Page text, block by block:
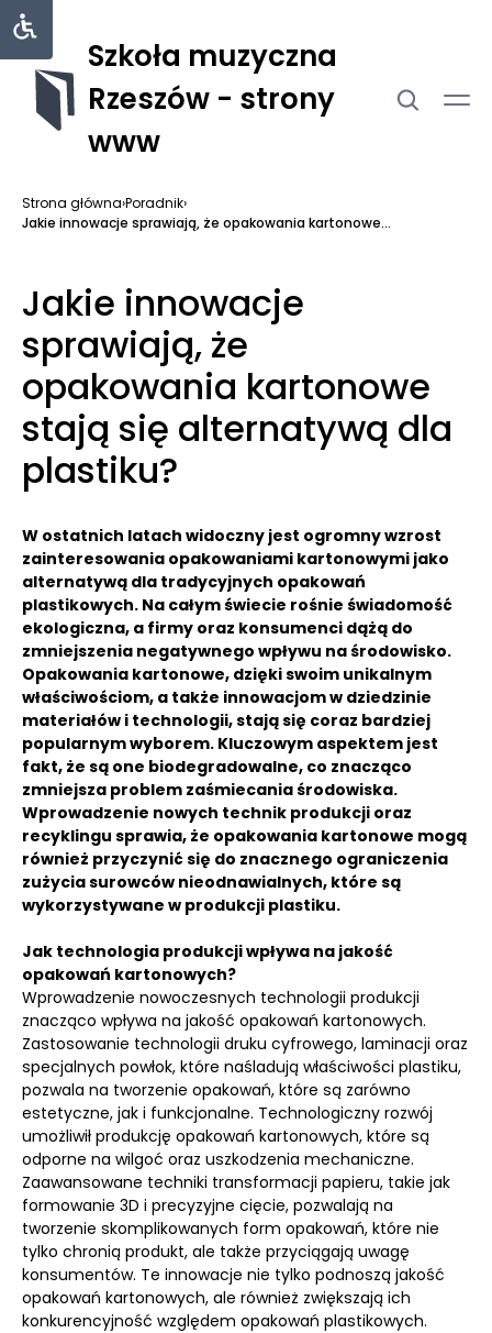
Szkoła muzyczna
Rzeszów - strony
www
Strona główna›Poradnik›
Jakie innowacje sprawiają, że opakowania kartonowe...
Jakie innowacje
sprawiają, że
opakowania kartonowe
stają się alternatywą dla
plastiku?
W ostatnich latach widoczny jest ogromny wzrost
zainteresowania opakowaniami kartonowymi jako
alternatywą dla tradycyjnych opakowań
plastikowych. Na całym świecie rośnie świadomość
ekologiczna, a firmy oraz konsumenci dążą do
zmniejszenia negatywnego wpływu na środowisko.
Opakowania kartonowe, dzięki swoim unikalnym
właściwościom, a także innowacjom w dziedzinie
materiałów i technologii, stają się coraz bardziej
popularnym wyborem. Kluczowym aspektem jest
fakt, że są one biodegradowalne, co znacząco
zmniejsza problem zaśmiecania środowiska.
Wprowadzenie nowych technik produkcji oraz
recyklingu sprawia, że opakowania kartonowe mogą
również przyczynić się do znacznego ograniczenia
zużycia surowców nieodnawialnych, które są
wykorzystywane w produkcji plastiku.
Jak technologia produkcji wpływa na jakość
opakowań kartonowych?
Wprowadzenie nowoczesnych technologii produkcji
znacząco wpływa na jakość opakowań kartonowych.
Zastosowanie technologii druku cyfrowego, laminacji oraz
specjalnych powłok, które naśladują właściwości plastiku,
pozwala na tworzenie opakowań, które są zarówno
estetyczne, jak i funkcjonalne. Technologiczny rozwój
umożliwił produkcję opakowań kartonowych, które są
odporne na wilgoć oraz uszkodzenia mechaniczne.
Zaawansowane techniki transformacji papieru, takie jak
formowanie 3D i precyzyjne cięcie, pozwalają na
tworzenie skomplikowanych form opakowań, które nie
tylko chronią produkt, ale także przyciągają uwagę
konsumentów. Te innowacje nie tylko podnoszą jakość
opakowań kartonowych, ale również zwiększają ich
konkurencyjność względem opakowań plastikowych.